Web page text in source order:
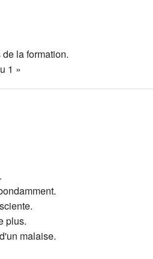
la formation.
1 »
plus.
malaise.